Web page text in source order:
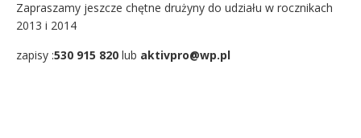
Zapraszamy jeszcze chętne drużyny do udziału w rocznikach
2013 i 2014
zapisy :530 915 820 lub aktivpro@wp.pl